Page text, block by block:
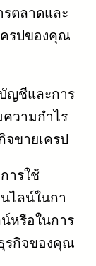
ตลาดและ
รปของคุณ
ญชีและการ
วามกำไร
จขายเครป
การใช้
ไลน์ในกา
หรือในการ
รกิจของคุณ